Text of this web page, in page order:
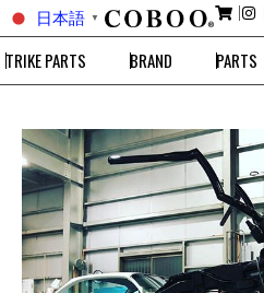
日本語 ▼
TRIKE PARTS BRAND PARTS